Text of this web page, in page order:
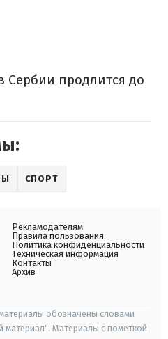
Сербии продлится до
СПОРТ
Рекламодателям
Правила пользования
Политика конфиденциальности
Техническая информация
Контакты
Архив
обозначены словами
материал". Материалы с пометкой